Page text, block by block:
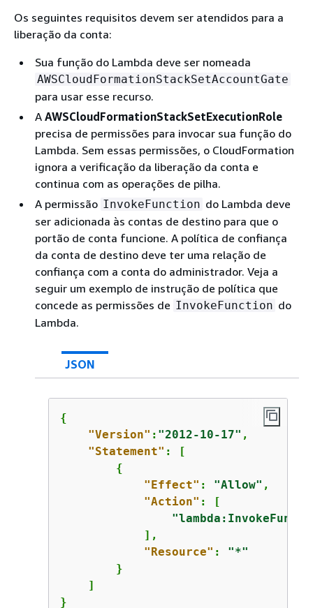
Os seguintes requisitos devem ser atendidos para a
liberação da conta:
Sua função do Lambda deve ser nomeada
AWSCloudFormationStackSetAccountGate
para usar esse recurso.
A AWSCloudFormationStackSetExecutionRole
precisa de permissões para invocar sua função do
Lambda. Sem essas permissões, o CloudFormation
ignora a verificação da liberação da conta e
continua com as operações de pilha.
A permissão InvokeFunction do Lambda deve
ser adicionada às contas de destino para que o
portão de conta funcione. A política de confiança
da conta de destino deve ter uma relação de
confiança com a conta do administrador. Veja a
seguir um exemplo de instrução de política que
concede as permissões de InvokeFunction do
Lambda.
JSON
{
"Version" : "2012-10-17" ,
"Statement" : [
{
"Effect" : "Allow" ,
"Action" : [
            ],
"Resource" : "*"
        }
    ]
}